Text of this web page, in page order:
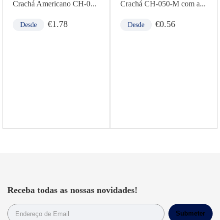
Crachá Americano CH-0...
Desde €1.78
Crachá CH-050-M com a...
Desde €0.56
Receba todas as nossas novidades!